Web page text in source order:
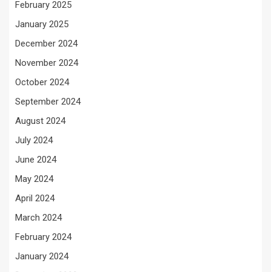
February 2025
January 2025
December 2024
November 2024
October 2024
September 2024
August 2024
July 2024
June 2024
May 2024
April 2024
March 2024
February 2024
January 2024